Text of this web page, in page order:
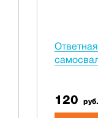
120 руб.